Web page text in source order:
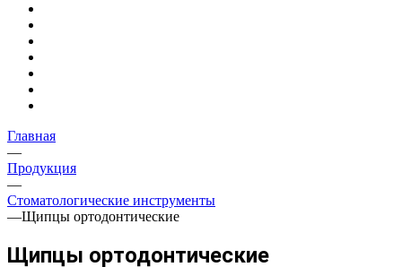
Главная
—
Продукция
—
Стоматологические инструменты
—Щипцы ортодонтические
Щипцы ортодонтические